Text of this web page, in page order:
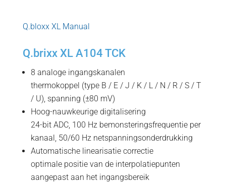
Q.bloxx XL Manual
Q.brixx XL A104 TCK
8 analoge ingangskanalen
thermokoppel (type B / E / J / K / L / N / R / S / T
/ U), spanning (±80 mV)
Hoog-nauwkeurige digitalisering
24-bit ADC, 100 Hz bemonsteringsfrequentie per
kanaal, 50/60 Hz netspanningsonderdrukking
Automatische linearisatie correctie
optimale positie van de interpolatiepunten
aangepast aan het ingangsbereik